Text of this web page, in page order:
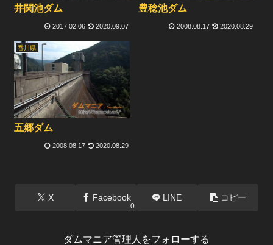
井関池ダム
2017.02.06 2020.09.07
豊稔池ダム
2008.08.17 2020.08.29
香川県
五郷ダム
2008.08.17 2020.08.29
X Facebook
0
LINE コピー
ダムマニア管理人をフォローする